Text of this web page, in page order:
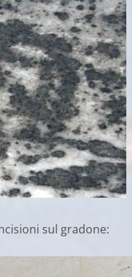
sul gradone: